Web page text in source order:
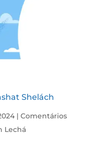
Shelách
| Comentários
Lechá